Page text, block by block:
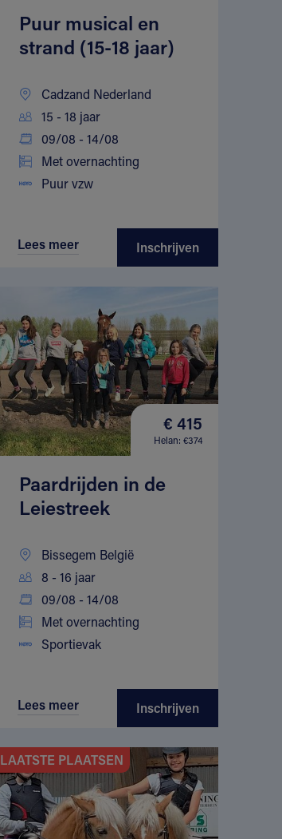
Puur musical en
strand (15-18 jaar)
Cadzand Nederland
15 - 18 jaar
09/08 - 14/08
Met overnachting
Puur vzw
Lees meer Inschrijven
€ 415
Helan: €374
Paardrijden in de
Leiestreek
Bissegem België
8 - 16 jaar
09/08 - 14/08
Met overnachting
Sportievak
Lees meer Inschrijven
LAATSTE PLAATSEN